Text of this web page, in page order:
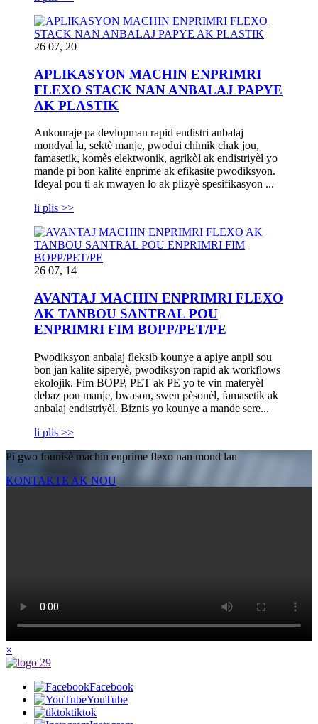
26 07, 20
APLIKASYON MACHIN ENPRIMRI
FLEXO STACK NAN ANBALAJ PAPYE
AK PLASTIK
Ankouraje pa devlopman rapid endistri anbalaj
mondyal la, sektè manje, pwodui chimik chak jou,
famasetik, komès elektwonik, agrikòl ak endistriyèl yo
mande pi bon kalite enprime ak efikasite pwodiksyon.
Ideyal pou ti ak mwayen lo ak plizyè spesifikasyon ...
li plis >>
26 07, 14
AVANTAJ MACHIN ENPRIMRI FLEXO
AK TANBOU SANTRAL POU
ENPRIMRI FIM BOPP/PET/PE
Pwodiksyon anbalaj fleksib kounye a apiye anpil sou
bon jan kalite siperyè, pwodiksyon rapid ak workflows
ekolojik. Fim BOPP, PET ak PE yo te vin materyèl
debaz pou manje, bwason, swen pèsonèl, famasetik ak
anbalaj endistriyèl. Biznis yo kounye a mande sere...
li plis >>
Pi gwo founisè machin enprime flexo nan mond lan
KONTAKTE AK NOU
×
Facebook
YouTube
tiktok